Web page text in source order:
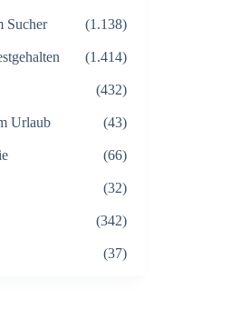
Sucher (1.138)
(1.414)
(432)
Urlaub (43)
(66)
(32)
(342)
(37)